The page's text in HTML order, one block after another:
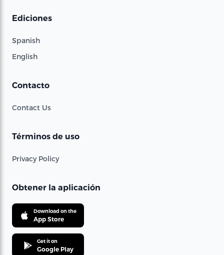
Ediciones
Spanish
English
Contacto
Contact Us
Términos de uso
Privacy Policy
Obtener la aplicación
Download on the
App Store
Get it on
Google Play